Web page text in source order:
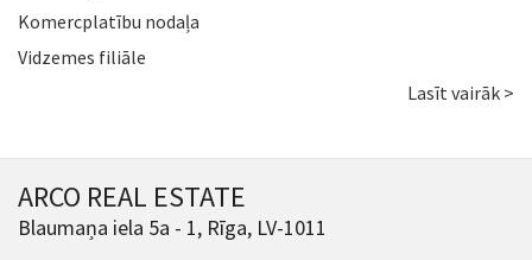
Komercplatību nodaļa
Vidzemes filiāle
Lasīt vairāk >
ARCO REAL ESTATE
Blaumaņa iela 5a - 1, Rīga, LV-1011